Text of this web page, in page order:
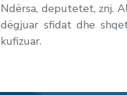
Ndërsa, deputetet, znj.
dëgjuar sfidat dhe
kufizuar.